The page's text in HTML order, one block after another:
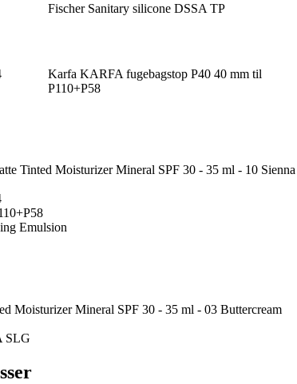
Fischer Sanitary silicone DSSA TP
Karfa KARFA fugebagstop P40 40 mm til
P110+P58
Tinted Moisturizer Mineral SPF 30 - 35 ml - 10 Sienna
Emulsion
Moisturizer Mineral SPF 30 - 35 ml - 03 Buttercream
SLG